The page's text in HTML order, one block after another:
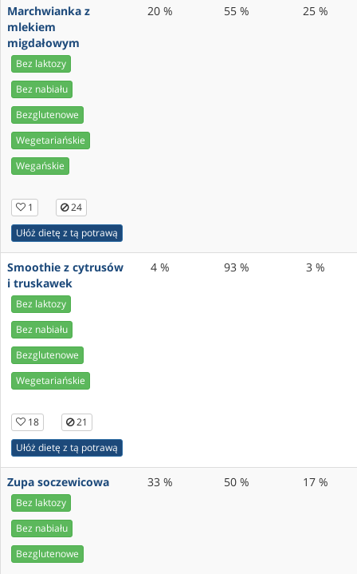
Marchwianka z
mlekiem
migdałowym
Bez laktozy
Bez nabiału
Bezglutenowe
Wegetariańskie
Wegańskie
1
24
Ułóż dietę z tą potrawą
20 % 55 % 25 %
Smoothie z cytrusów
i truskawek
Bez laktozy
Bez nabiału
Bezglutenowe
Wegetariańskie
18
21
Ułóż dietę z tą potrawą
4 % 93 % 3 %
Zupa soczewicowa
Bez laktozy
Bez nabiału
Bezglutenowe
33 % 50 % 17 %